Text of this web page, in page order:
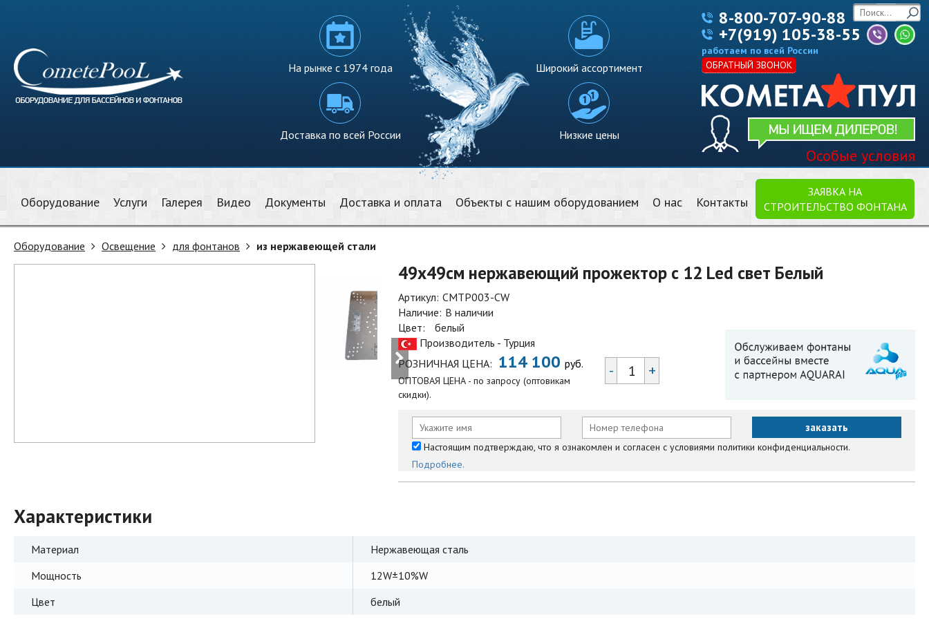
8-800-707-90-88
+7(919) 105-38-55
работаем по всей России
ОБРАТНЫЙ ЗВОНОК
Особые условия
На рынке с 1974 года Широкий ассортимент
Доставка по всей России Низкие цены
Оборудование Услуги Галерея Видео Документы Доставка и оплата Объекты с нашим оборудованием О нас Контакты
ЗАЯВКА НА
СТРОИТЕЛЬСТВО ФОНТАНА
Оборудование Освещение для фонтанов из нержавеющей стали
49х49см нержавеющий прожектор с 12 Led свет Белый
Артикул: СMTP003-CW
Наличие: В наличии
Цвет:
белый
Производитель - Турция
РОЗНИЧНАЯ ЦЕНА: 114 100 руб.
ОПТОВАЯ ЦЕНА - по запросу (оптовикам
скидки).
- +
Настоящим подтверждаю, что я ознакомлен и согласен с условиями политики конфиденциальности.
Подробнее.
Характеристики
Материал
Нержавеющая сталь
Мощность
12W±10%W
Цвет
белый